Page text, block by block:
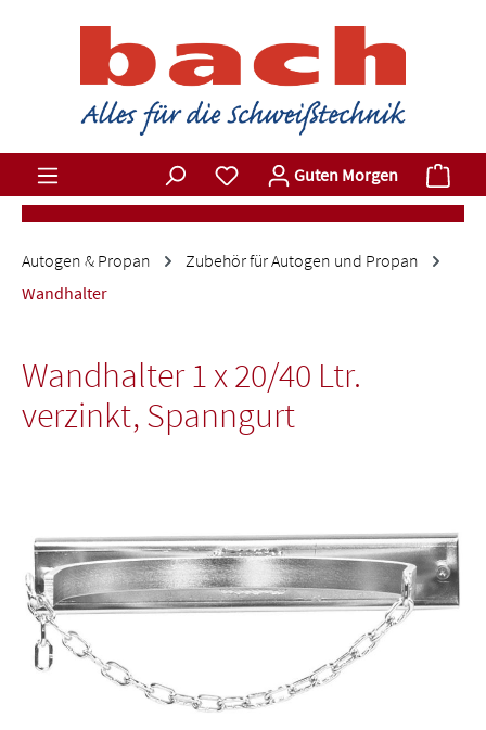
Zum Hauptinhalt springen
Du hast 0 Produkte auf dem
Guten Morgen
Autogen & Propan
Zubehör für Autogen und Propan
Wandhalter
Wandhalter 1 x 20/40 Ltr.
verzinkt, Spanngurt